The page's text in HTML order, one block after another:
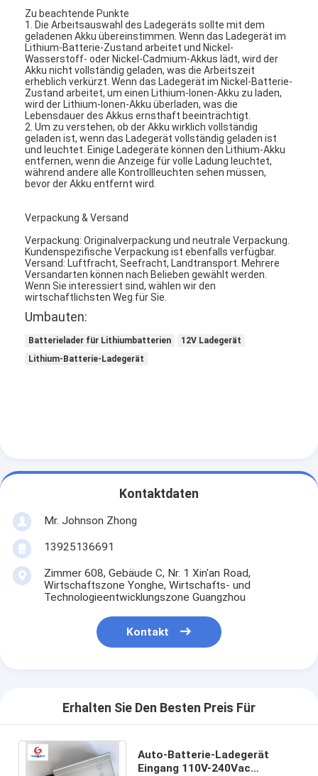
Heizgeräte für Kraftfahrzeuge
Vorwärmer für Elektromotoren
Motorkühlmittelvorwärmer
Heizgeräte für Ölbehälter
PTC-Lüfterheizung
Lithiumbatterieheizung
Motorheizkabel
Heizklemmen für Motoren
Zu beachtende Punkte
1. Die Arbeitsauswahl des Ladegeräts sollte mit dem
geladenen Akku übereinstimmen. Wenn das Ladegerät im
Lithium-Batterie-Zustand arbeitet und Nickel-
Wasserstoff- oder Nickel-Cadmium-Akkus lädt, wird der
Akku nicht vollständig geladen, was die Arbeitszeit
erheblich verkürzt. Wenn das Ladegerät im Nickel-Batterie-
Zustand arbeitet, um einen Lithium-Ionen-Akku zu laden,
wird der Lithium-Ionen-Akku überladen, was die
Lebensdauer des Akkus ernsthaft beeinträchtigt.
2. Um zu verstehen, ob der Akku wirklich vollständig
geladen ist, wenn das Ladegerät vollständig geladen ist
und leuchtet. Einige Ladegeräte können den Lithium-Akku
entfernen, wenn die Anzeige für volle Ladung leuchtet,
während andere alle Kontrollleuchten sehen müssen,
bevor der Akku entfernt wird.
Verpackung & Versand
Verpackung: Originalverpackung und neutrale Verpackung.
Kundenspezifische Verpackung ist ebenfalls verfügbar.
Versand: Luftfracht, Seefracht, Landtransport. Mehrere
Versandarten können nach Belieben gewählt werden.
Wenn Sie interessiert sind, wählen wir den
wirtschaftlichsten Weg für Sie.
Umbauten:
Batterielader für Lithiumbatterien
12V Ladegerät
Lithium-Batterie-Ladegerät
Kontaktdaten
Mr. Johnson Zhong
13925136691
Zimmer 608, Gebäude C, Nr. 1 Xin'an Road,
Wirtschaftszone Yonghe, Wirtschafts- und
Technologieentwicklungszone Guangzhou
Kontakt
Erhalten Sie Den Besten Preis Für
Auto-Batterie-Ladegerät
Eingang 110V-240Vac